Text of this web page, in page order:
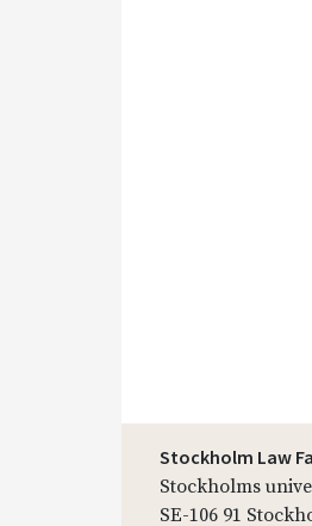
Stockholm Law
Stockholms
SE-106 91